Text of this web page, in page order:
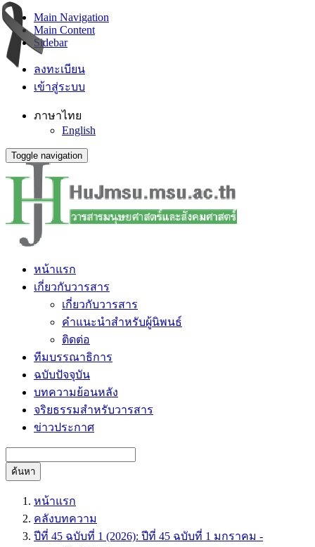
Main Navigation
Main Content
Sidebar
ลงทะเบียน
เข้าสู่ระบบ
ภาษาไทย
English
Toggle navigation
หน้าแรก
เกี่ยวกับวารสาร
เกี่ยวกับวารสาร
คำแนะนำสำหรับผู้นิพนธ์
ติดต่อ
ทีมบรรณาธิการ
ฉบับปัจจุบัน
บทความย้อนหลัง
จริยธรรมสำหรับวารสาร
ข่าวประกาศ
ค้นหา
หน้าแรก
คลังบทความ
ปีที่ 45 ฉบับที่ 1 (2026): ปีที่ 45 ฉบับที่ 1 มกราคม -